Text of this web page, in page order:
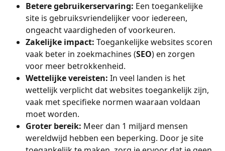
Betere gebruikerservaring: Een toegankelijke
site is gebruiksvriendelijker voor iedereen,
ongeacht vaardigheden of voorkeuren.
Zakelijke impact: Toegankelijke websites scoren
vaak beter in zoekmachines (SEO) en zorgen
voor meer betrokkenheid.
Wettelijke vereisten: In veel landen is het
wettelijk verplicht dat websites toegankelijk zijn,
vaak met specifieke normen waaraan voldaan
moet worden.
Groter bereik: Meer dan 1 miljard mensen
wereldwijd hebben een beperking. Door je site